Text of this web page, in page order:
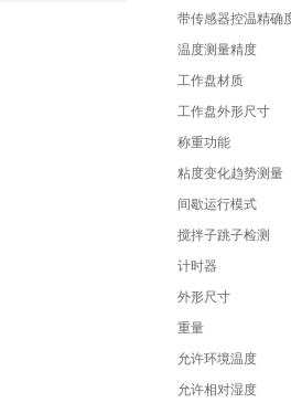
带传感器控温精确
温度测量精度
工作盘材质
工作盘外形尺寸
称重功能
粘度变化趋势测量
间歇运行模式
搅拌子跳子检测
计时器
外形尺寸
重量
允许环境温度
允许相对湿度